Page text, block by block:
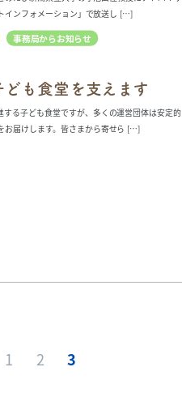
インフォメーション」で放送し […]
事務局からお知らせ
も食堂を支えます
る子ども食堂ですが、多くの運営団体は安定
お届けします。皆さまから寄せら […]
1 2 3